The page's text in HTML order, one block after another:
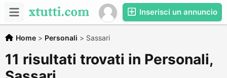
Inserisci un annuncio
Home > Personali > Sassari
11 risultati trovati in Personali,